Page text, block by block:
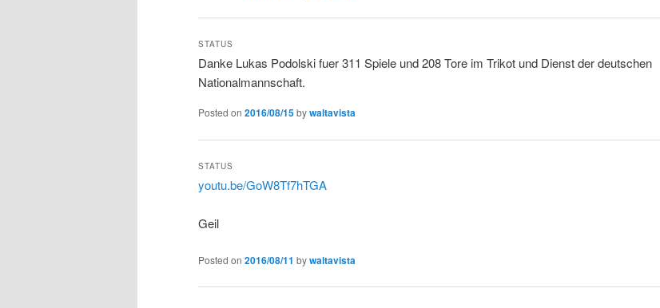
STATUS
Danke Lukas Podolski fuer 311 Spiele und 208 Tore im Trikot und Dienst der deutschen
Nationalmannschaft.
Posted on 2016/08/15bywaltavista
STATUS
youtu.be/GoW8Tf7hTGA
Geil
Posted on 2016/08/11 bywaltavista